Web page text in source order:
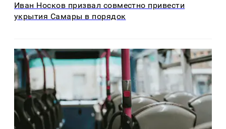
Иван Носков призвал совместно привести
укрытия Самары в порядок